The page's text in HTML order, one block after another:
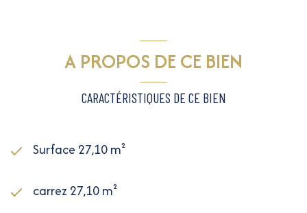
A PROPOS DE CE BIEN
CARACTÉRISTIQUES DE CE BIEN
Surface 27,10 m²
carrez 27,10 m²